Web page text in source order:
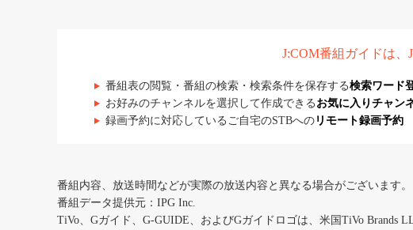
J:COM番組ガイドは、
番組表の閲覧・番組の検索・検索条件を保存する検索ワード
お好みのチャンネルを選択して作成できる お気に入りチャン
録画予約に対応しているご自宅のSTBへの リモート録画予約
番組内容、放送時間などが実際の放送内容と異なる場合がございます。
番組データ提供元：IPG Inc.
TiVo、Gガイド、G-GUIDE、およびGガイドロゴは、米国TiVo Brands